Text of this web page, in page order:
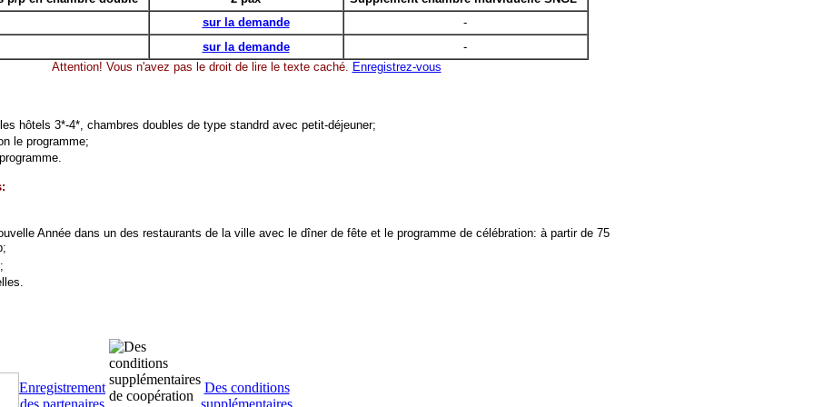
sur la demande
-
sur la demande
-
Attention! Vous n'avez pas le droit de lire le texte caché. Enregistrez-vous
hôtels 3*-4*, chambres doubles de type standrd avec petit-déjeuner;
le programme;
Année dans un des restaurants de la ville avec le dîner de fête et le programme de célébration: à partir de 75
Enregistrement
des partenaires
Des conditions
supplémentaires